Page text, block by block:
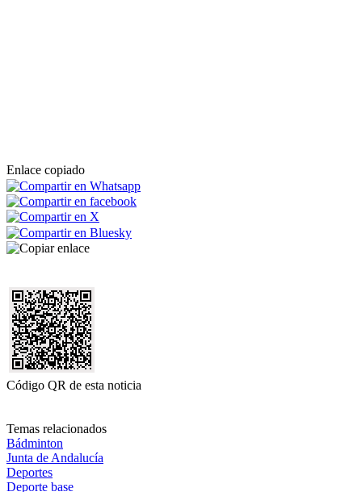
Enlace copiado
Código QR de esta noticia
Temas relacionados
Bádminton
Junta de Andalucía
Deportes
Deporte base